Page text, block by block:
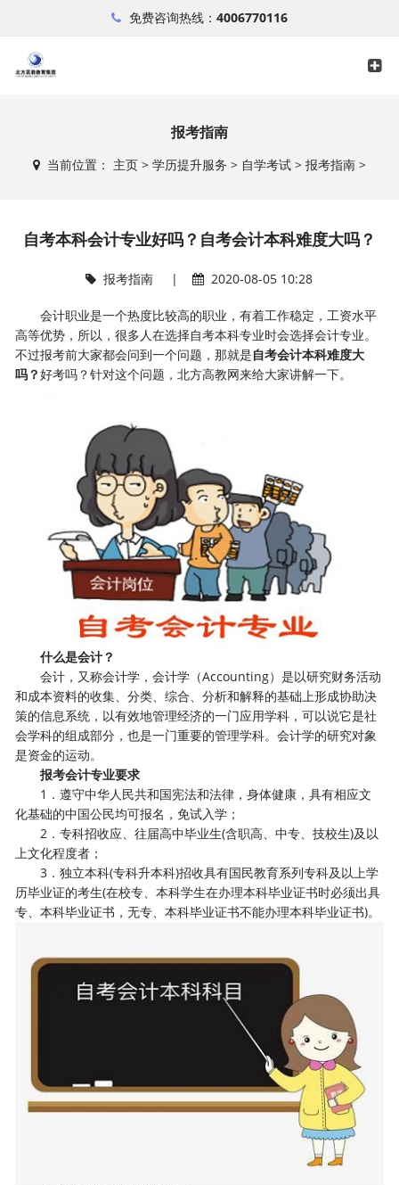
免费咨询热线： 4006770116
报考指南
当前位置： 主页> 学历提升服务 > 自学考试> 报考指南>
自考本科会计专业好吗？自考会计本科难度大吗？
报考指南 | 2020-08-05 10:28
会计职业是一个热度比较高的职业，有着工作稳定，工资水平
高等优势，所以，很多人在选择自考本科专业时会选择会计专业。
不过报考前大家都会问到一个问题，那就是自考会计本科难度大
吗？好考吗？针对这个问题，北方高教网来给大家讲解一下。
什么是会计？
会计，又称会计学，会计学（Accounting）是以研究财务活动
和成本资料的收集、分类、综合、分析和解释的基础上形成协助决
策的信息系统，以有效地管理经济的一门应用学科，可以说它是社
会学科的组成部分，也是一门重要的管理学科。会计学的研究对象
是资金的运动。
报考会计专业要求
1．遵守中华人民共和国宪法和法律，身体健康，具有相应文
化基础的中国公民均可报名，免试入学；
2．专科招收应、往届高中毕业生(含职高、中专、技校生)及以
上文化程度者；
3．独立本科(专科升本科)招收具有国民教育系列专科及以上学
历毕业证的考生(在校专、本科学生在办理本科毕业证书时必须出具
专、本科毕业证书，无专、本科毕业证书不能办理本科毕业证书)。